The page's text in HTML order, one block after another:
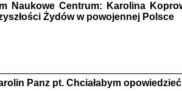
'z
Józef Zelkowicz,
CZYTAJĄC
Dziennik
Naukowe Centrum: Karolina
Żydów w powojennej Polsce
Panz pt. Chciałabym